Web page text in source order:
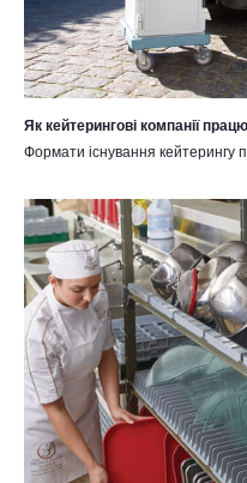
Як кейтерингові компанії
Формати існування кейтерингу